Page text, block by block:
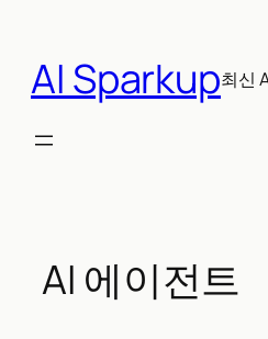
AI Sparkup최신
AI 에이전트